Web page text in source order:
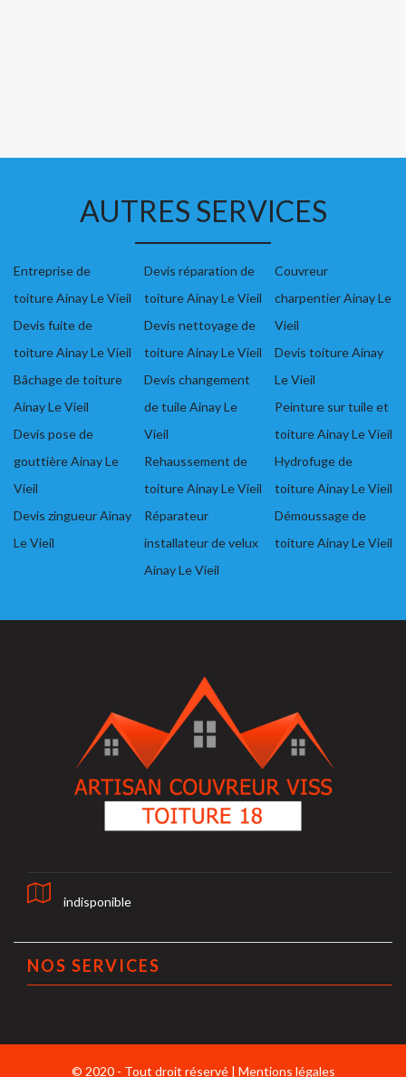
AUTRES SERVICES
Entreprise de
toiture Ainay Le Vieil
Devis fuite de
toiture Ainay Le Vieil
Bâchage de toiture
Ainay Le Vieil
Devis pose de
gouttière Ainay Le
Vieil
Devis zingueur Ainay
Le Vieil
Devis réparation de
toiture Ainay Le Vieil
Devis nettoyage de
toiture Ainay Le Vieil
Devis changement
de tuile Ainay Le
Vieil
Rehaussement de
toiture Ainay Le Vieil
Réparateur
installateur de velux
Ainay Le Vieil
Couvreur
charpentier Ainay Le
Vieil
Devis toiture Ainay
Le Vieil
Peinture sur tuile et
toiture Ainay Le Vieil
Hydrofuge de
toiture Ainay Le Vieil
Démoussage de
toiture Ainay Le Vieil
indisponible
NOS SERVICES
© 2020 - Tout droit réservé | Mentions légales